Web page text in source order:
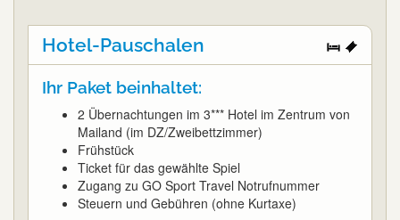
Hotel-Pauschalen
Ihr Paket beinhaltet:
2 Übernachtungen im 3*** Hotel im Zentrum von
Mailand (im DZ/Zweibettzimmer)
Frühstück
Ticket für das gewählte Spiel
Zugang zu GO Sport Travel Notrufnummer
Steuern und Gebühren (ohne Kurtaxe)